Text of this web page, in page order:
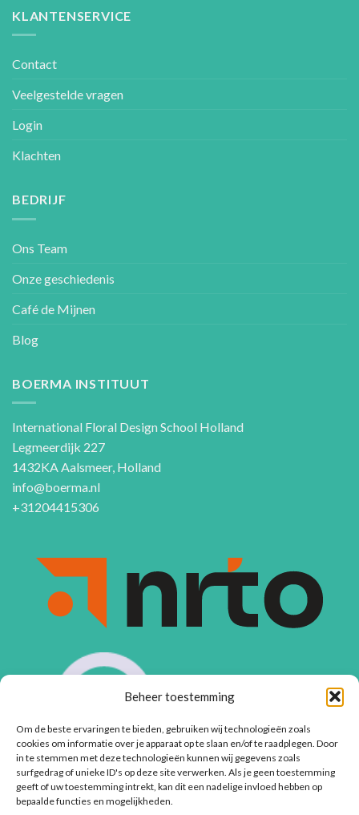
Beheer toestemming
Om de beste ervaringen te bieden, gebruiken wij technologieën zoals
cookies om informatie over je apparaat op te slaan en/of te raadplegen. Door
in te stemmen met deze technologieën kunnen wij gegevens zoals
surfgedrag of unieke ID's op deze site verwerken. Als je geen toestemming
geeft of uw toestemming intrekt, kan dit een nadelige invloed hebben op
bepaalde functies en mogelijkheden.
KLANTENSERVICE
Contact
Veelgestelde vragen
Login
Klachten
BEDRIJF
Ons Team
Onze geschiedenis
Café de Mijnen
Blog
BOERMA INSTITUUT
International Floral Design School Holland
Legmeerdijk 227
1432KA Aalsmeer, Holland
info@boerma.nl
+31204415306